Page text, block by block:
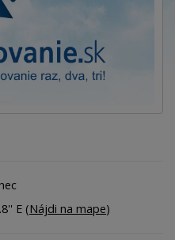
E (Nájdi na mape)